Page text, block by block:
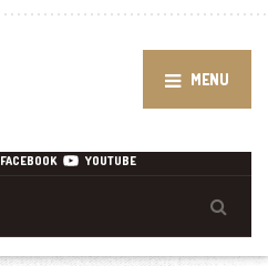
MENU
FACEBOOK YOUTUBE